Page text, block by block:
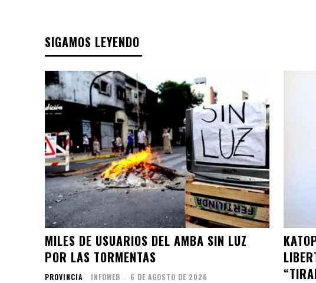
SIGAMOS LEYENDO
MILES DE USUARIOS DEL AMBA SIN LUZ
POR LAS TORMENTAS
PROVINCIA INFOWEB - 6 DE AGOSTO DE 2026